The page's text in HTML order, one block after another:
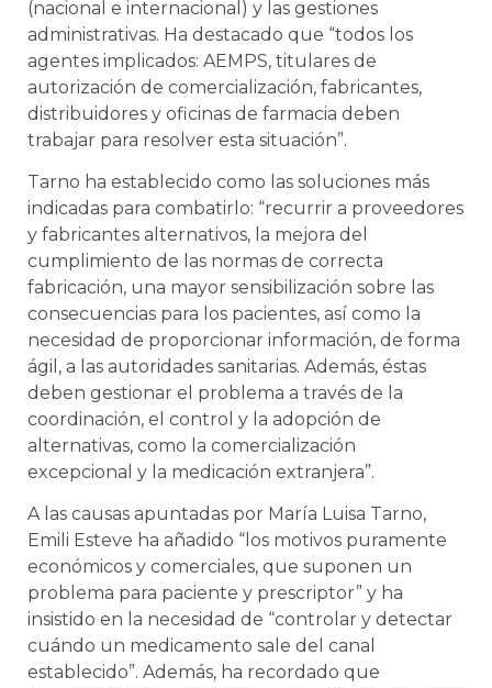
(nacional e internacional) y las gestiones
administrativas. Ha destacado que “todos los
agentes implicados: AEMPS, titulares de
autorización de comercialización, fabricantes,
distribuidores y oficinas de farmacia deben
trabajar para resolver esta situación”.
Tarno ha establecido como las soluciones más
indicadas para combatirlo: “recurrir a proveedores
y fabricantes alternativos, la mejora del
cumplimiento de las normas de correcta
fabricación, una mayor sensibilización sobre las
consecuencias para los pacientes, así como la
necesidad de proporcionar información, de forma
ágil, a las autoridades sanitarias. Además, éstas
deben gestionar el problema a través de la
coordinación, el control y la adopción de
alternativas, como la comercialización
excepcional y la medicación extranjera”.
A las causas apuntadas por María Luisa Tarno,
Emili Esteve ha añadido “los motivos puramente
económicos y comerciales, que suponen un
problema para paciente y prescriptor” y ha
insistido en la necesidad de “controlar y detectar
cuándo un medicamento sale del canal
establecido”. Además, ha recordado que